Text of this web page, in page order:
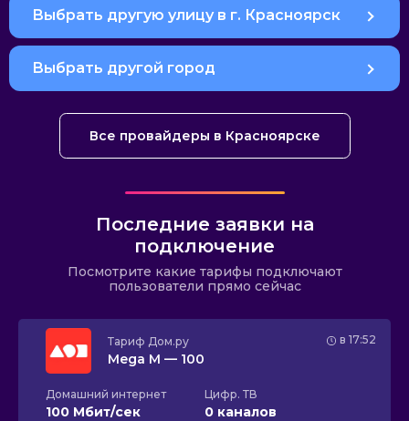
Выбрать другую улицу в г. Красноярск
Выбрать другой город
Все провайдеры в Красноярске
Последние заявки на
подключение
Посмотрите какие тарифы подключают
пользователи прямо сейчас
в 17:52
Тариф Дом.ру
Mega M — 100
Домашний интернет
100 Мбит/сек
Цифр. ТВ
0 каналов